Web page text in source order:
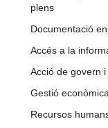
plens
Documentació
Accés a la
Acció de govern
Gestió
Recursos